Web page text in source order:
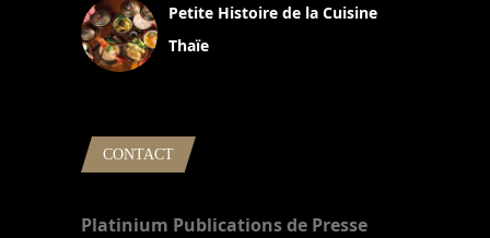
Petite Histoire de la Cuisine
Thaïe
CONTACT
Platinium Publications de Presse